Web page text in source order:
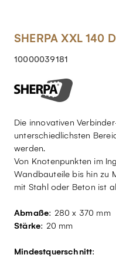
SHERPA XXL 140
10000039181
Die innovativen
unterschiedlichsten
werden.
Von Knotenpunkten im
Wandbauteile bis hin zu
mit Stahl oder Beton ist
Abmaße: 280 x 370 mm
Stärke: 20 mm
Mindestquerschnitt: